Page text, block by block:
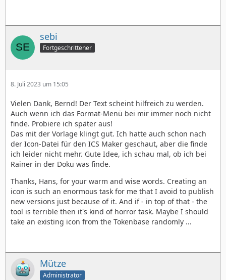
sebi
Fortgeschrittener
8. Juli 2023 um 15:05
Vielen Dank, Bernd! Der Text scheint hilfreich zu werden.
Auch wenn ich das Format-Menü bei mir immer noch nicht
finde. Probiere ich später aus!
Das mit der Vorlage klingt gut. Ich hatte auch schon nach
der Icon-Datei für den ICS Maker geschaut, aber die finde
ich leider nicht mehr. Gute Idee, ich schau mal, ob ich bei
Rainer in der Doku was finde.
Thanks, Hans, for your warm and wise words. Creating an
icon is such an enormous task for me that I avoid to publish
new versions just because of it. And if - in top of that - the
tool is terrible then it's kind of horror task. Maybe I should
take an existing icon from the Tokenbase randomly ...
Mütze
Administrator